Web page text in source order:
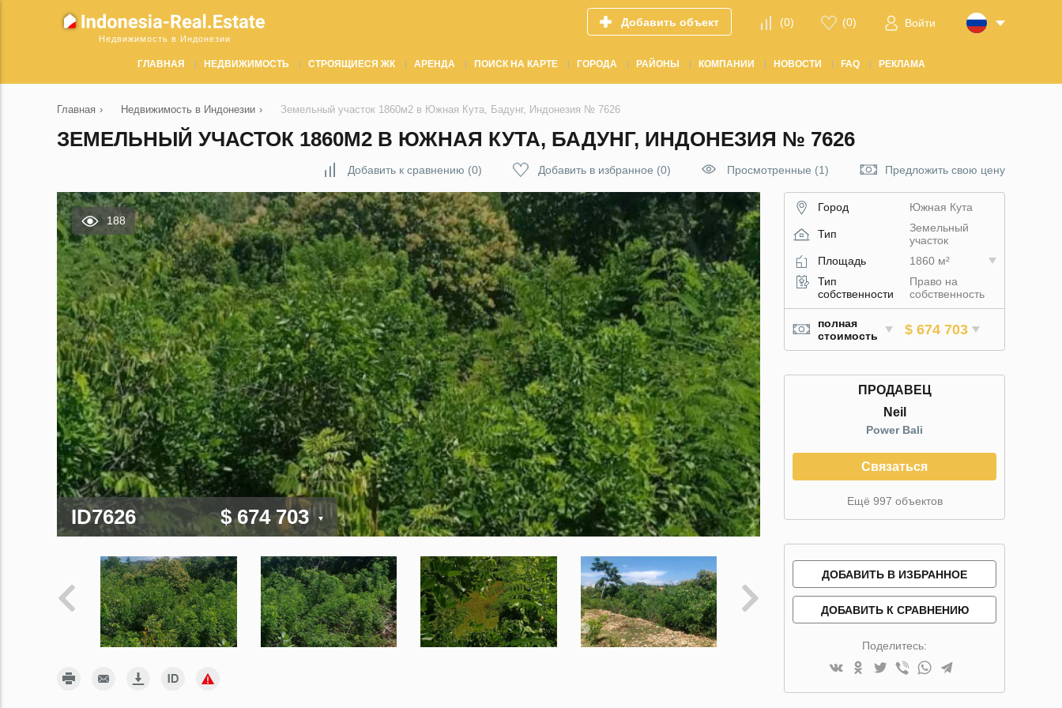
Недвижимость в Индонезии
Добавить объект (0) (0) Войти
ГЛАВНАЯ НЕДВИЖИМОСТЬ СТРОЯЩИЕСЯ ЖК АРЕНДА ПОИСК НА КАРТЕ ГОРОДА РАЙОНЫ КОМПАНИИ НОВОСТИ FAQ РЕКЛАМА
Главная › Недвижимость в Индонезии › Земельный участок 1860м2 в Южная Кута, Бадунг, Индонезия № 7626
ЗЕМЕЛЬНЫЙ УЧАСТОК 1860М2 В ЮЖНАЯ КУТА, БАДУНГ, ИНДОНЕЗИЯ № 7626
Добавить к сравнению (0) Добавить в избранное (0) Просмотренные (1) Предложить свою цену
188
ID7626 $ 674 703
Город Южная Кута
Тип
Земельный
участок
Площадь
1860 м²
Тип
собственности
Право на
собственность
полная
стоимость
$ 674 703
ПРОДАВЕЦ
Neil
Power Bali
Связаться
Ещё 997 объектов
ДОБАВИТЬ В ИЗБРАННОЕ
ДОБАВИТЬ К СРАВНЕНИЮ
Поделитесь: